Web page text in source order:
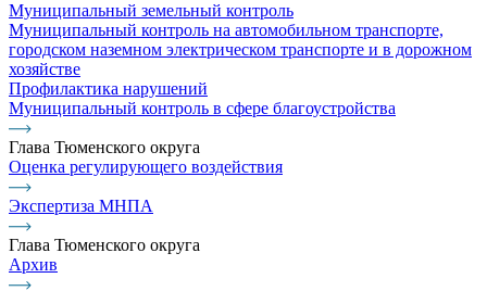
Муниципальный земельный контроль
Муниципальный контроль на автомобильном транспорте,
городском наземном электрическом транспорте и в дорожном
хозяйстве
Профилактика нарушений
Муниципальный контроль в сфере благоустройства
Глава Тюменского округа
Оценка регулирующего воздействия
Экспертиза МНПА
Глава Тюменского округа
Архив